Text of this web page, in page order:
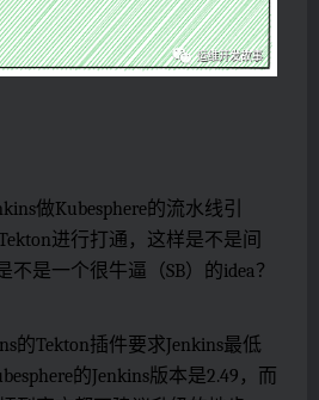
做Kubesphere的流水线引
进行打通，这样是不是间
不是一个很牛逼（SB）的idea？
的Tekton插件要求Jenkins最低
的Jenkins版本是2.49，而